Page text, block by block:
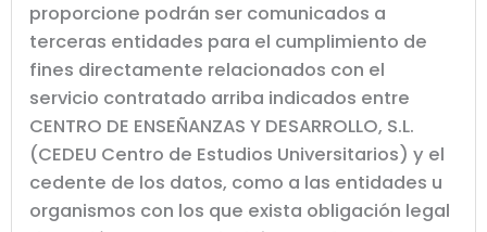
proporcione podrán ser comunicados a
terceras entidades para el cumplimiento de
fines directamente relacionados con el
servicio contratado arriba indicados entre
CENTRO DE ENSEÑANZAS Y DESARROLLO, S.L.
(CEDEU Centro de Estudios Universitarios) y el
cedente de los datos, como a las entidades u
organismos con los que exista obligación legal